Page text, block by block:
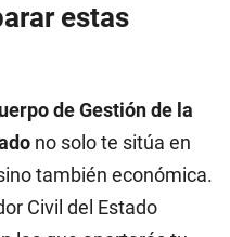
estas
de Gestión de la
no solo te sitúa en
también económica.
Civil del Estado